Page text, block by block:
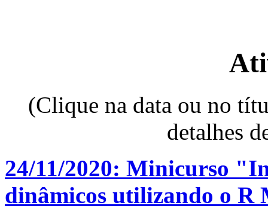
(Clique na data ou no
detalhes
24/11/2020: Minicurso
dinâmicos utilizando o